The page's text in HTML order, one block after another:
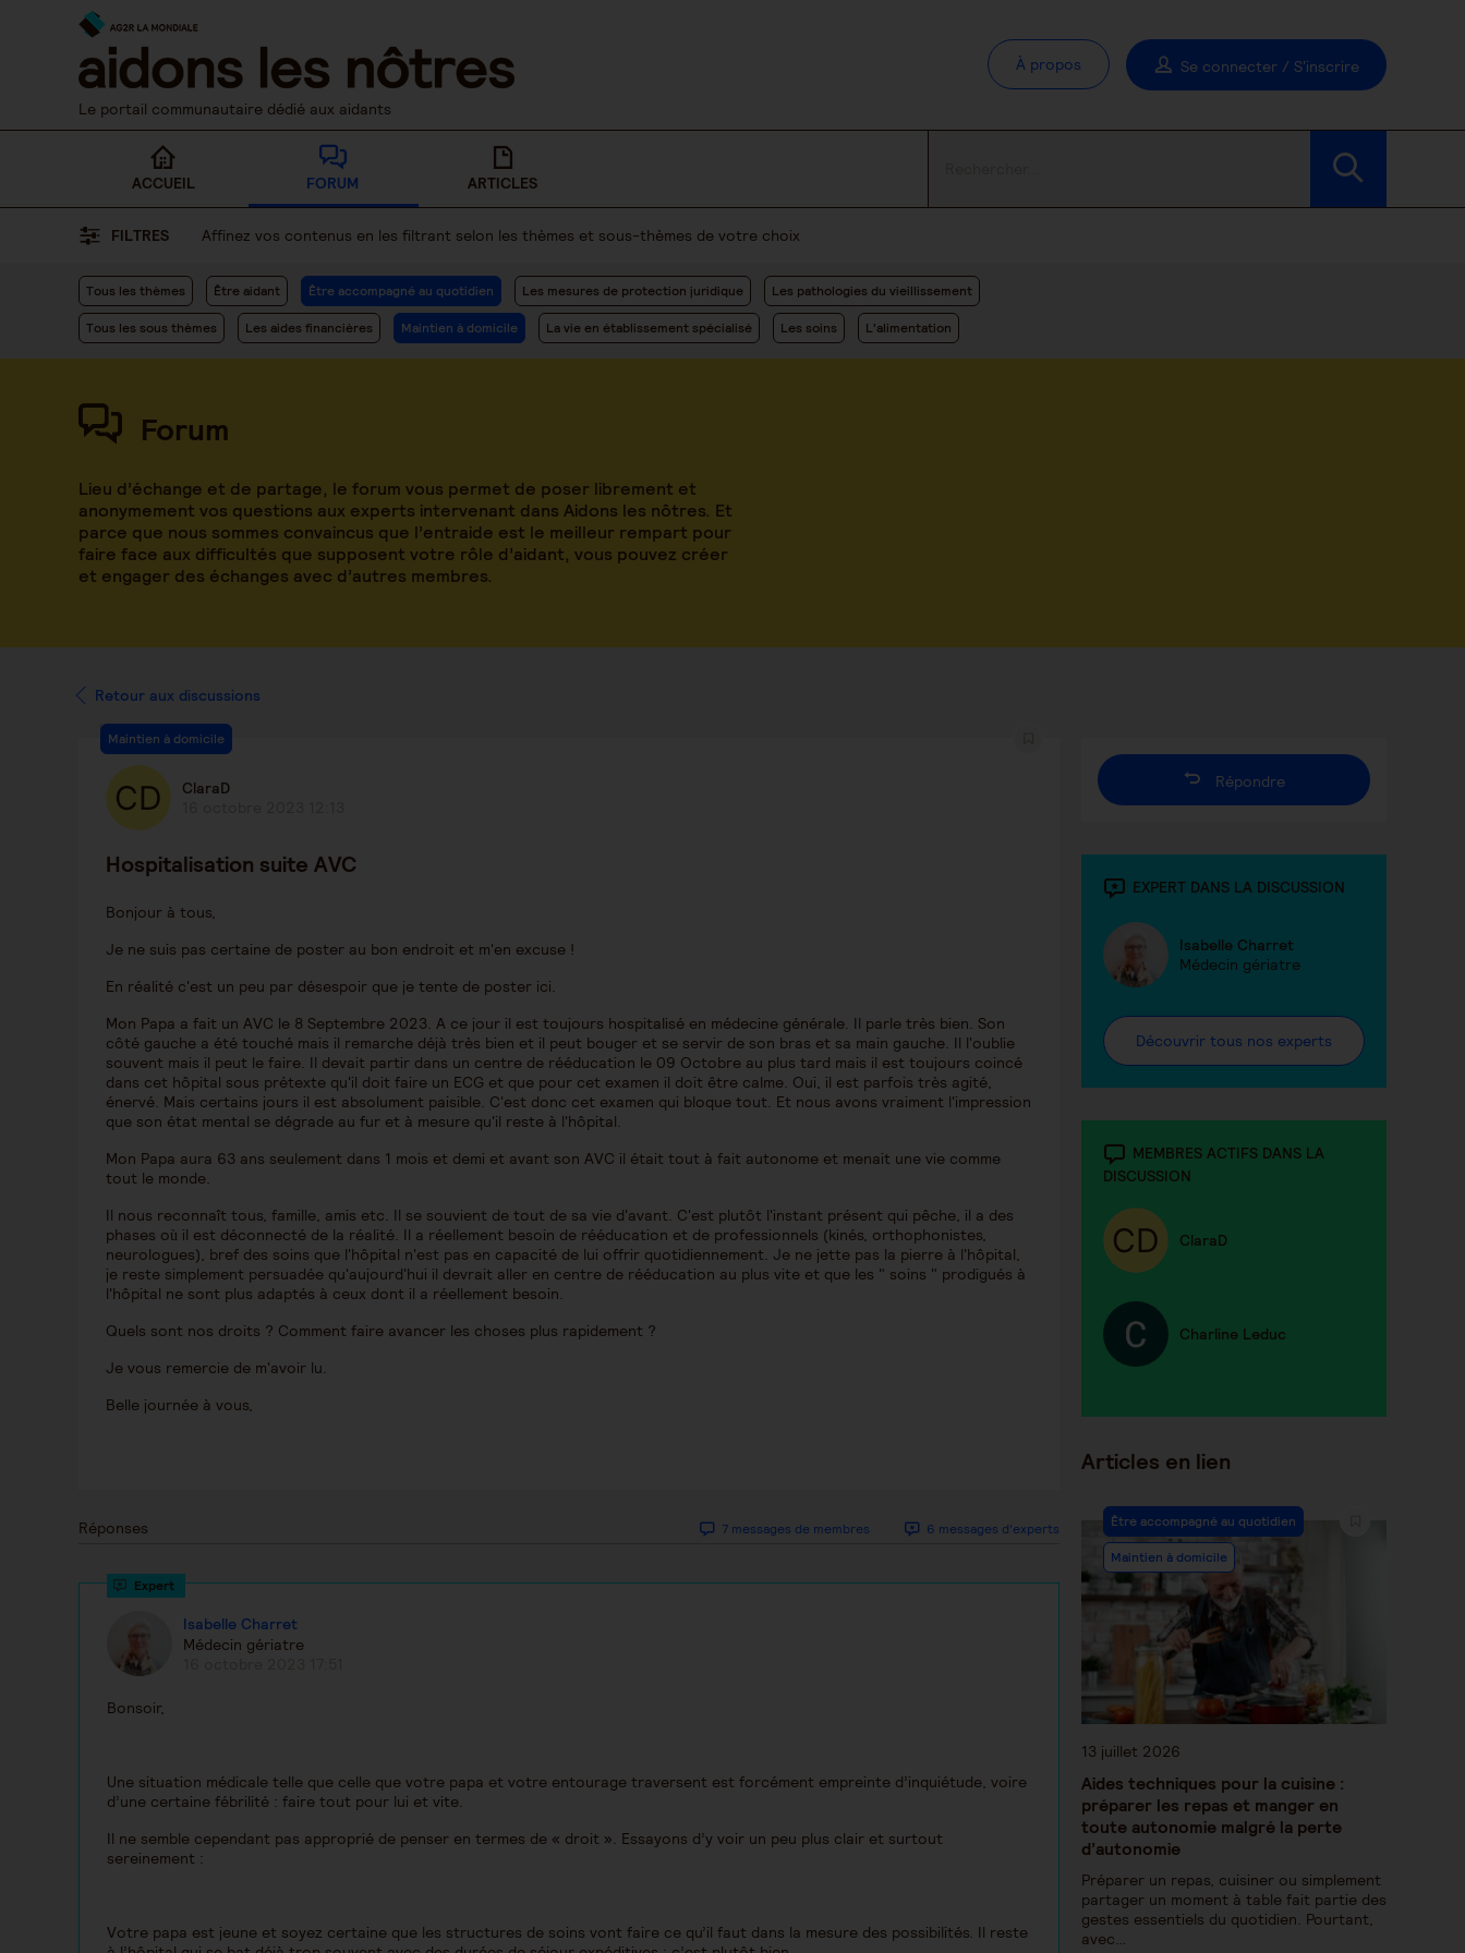
Le portail communautaire dédié aux aidants
À propos Se connecter / S'inscrire
ACCUEIL FORUM ARTICLES
FILTRES Affinez vos contenus en les filtrant selon les thèmes et sous-thèmes de votre choix
Tous les thèmes Être aidant Être accompagné au quotidien
Tous les sous thèmes Les aides financières Maintien à domicile La vie en établissement spécialisé Les soins L'alimentation
Les mesures de protection juridique Les pathologies du vieillissement
Forum
Lieu d’échange et de partage, le forum vous permet de poser librement et
anonymement vos questions aux experts intervenant dans Aidons les nôtres. Et
parce que nous sommes convaincus que l’entraide est le meilleur rempart pour
faire face aux difficultés que supposent votre rôle d’aidant, vous pouvez créer
et engager des échanges avec d’autres membres.
Retour aux discussions
Maintien à domicile
ClaraD
Hospitalisation suite AVC
Bonjour à tous,
Je ne suis pas certaine de poster au bon endroit et m'en excuse !
En réalité c'est un peu par désespoir que je tente de poster ici.
Mon Papa a fait un AVC le 8 Septembre 2023. A ce jour il est toujours hospitalisé en médecine générale. Il parle très bien. Son
côté gauche a été touché mais il remarche déjà très bien et il peut bouger et se servir de son bras et sa main gauche. Il l'oublie
souvent mais il peut le faire. Il devait partir dans un centre de rééducation le 09 Octobre au plus tard mais il est toujours coincé
dans cet hôpital sous prétexte qu'il doit faire un ECG et que pour cet examen il doit être calme. Oui, il est parfois très agité,
énervé. Mais certains jours il est absolument paisible. C'est donc cet examen qui bloque tout. Et nous avons vraiment l'impression
que son état mental se dégrade au fur et à mesure qu'il reste à l'hôpital.
Mon Papa aura 63 ans seulement dans 1 mois et demi et avant son AVC il était tout à fait autonome et menait une vie comme
tout le monde.
Il nous reconnaît tous, famille, amis etc. Il se souvient de tout de sa vie d'avant. C'est plutôt l'instant présent qui pêche, il a des
phases où il est déconnecté de la réalité. Il a réellement besoin de rééducation et de professionnels (kinés, orthophonistes,
neurologues), bref des soins que l'hôpital n'est pas en capacité de lui offrir quotidiennement. Je ne jette pas la pierre à l'hôpital,
je reste simplement persuadée qu'aujourd'hui il devrait aller en centre de rééducation au plus vite et que les " soins " prodigués à
l'hôpital ne sont plus adaptés à ceux dont il a réellement besoin.
Quels sont nos droits ? Comment faire avancer les choses plus rapidement ?
Je vous remercie de m'avoir lu.
Belle journée à vous,
Réponses 7 messages de membres 6 messages d'experts
Isabelle Charret
Médecin gériatre
Bonsoir,
Une situation médicale telle que celle que votre papa et votre entourage traversent est forcément empreinte d’inquiétude, voire
d’une certaine fébrilité : faire tout pour lui et vite.
Il ne semble cependant pas approprié de penser en termes de « droit ». Essayons d’y voir un peu plus clair et surtout
sereinement :
Votre papa est jeune et soyez certaine que les structures de soins vont faire ce qu’il faut dans la mesure des possibilités. Il reste
Répondre
EXPERT DANS LA DISCUSSION
Isabelle Charret
Médecin gériatre
Découvrir tous nos experts
MEMBRES ACTIFS DANS LA
DISCUSSION
ClaraD
Charline Leduc
Articles en lien
Être accompagné au quotidien
Maintien à domicile
13 juillet 2026
Aides techniques pour la cuisine :
préparer les repas et manger en
toute autonomie malgré la perte
d’autonomie
Préparer un repas, cuisiner ou simplement
partager un moment à table fait partie des
gestes essentiels du quotidien. Pourtant,
avec…